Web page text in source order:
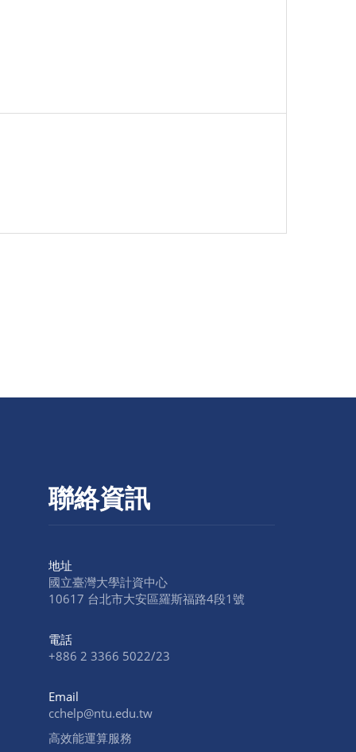
聯絡資訊
地址
國立臺灣大學計資中心
10617 台北市大安區羅斯福路4段1號
電話
+886 2 3366 5022/23
Email
cchelp@ntu.edu.tw
高效能運算服務